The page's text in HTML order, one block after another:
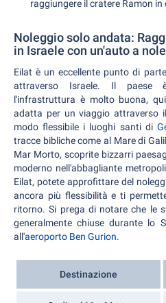
raggiungere il cratere Ramon in
Noleggio solo andata:
in Israele con un'auto a
Eilat è un eccellente punto di
attraverso Israele. Il paese
l'infrastruttura è molto buona,
adatta per un viaggio attraverso
modo flessibile i luoghi santi di
tracce bibliche come al Mare di
Mar Morto, scoprite bizzarri
moderno nell'abbagliante
Eilat, potete approfittare del
ancora più flessibilità e ti
ritorno. Si prega di notare che le
generalmente chiuse durante lo
all'aeroporto Ben Gurion.
Destinazione